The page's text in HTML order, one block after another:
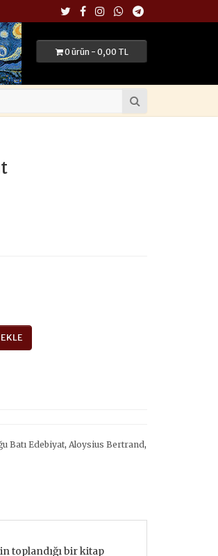
0 ürün - 0,00 TL
Batı Edebiyat,Aloysius Bertrand,
toplandığı bir kitap